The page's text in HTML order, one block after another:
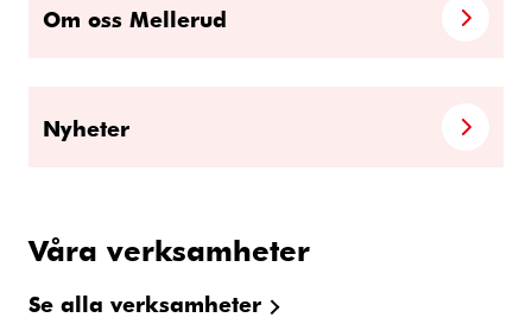
Om oss Mellerud
Nyheter
Våra verksamheter
Se alla verksamheter